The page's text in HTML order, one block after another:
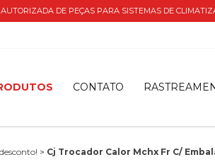
DE PEÇAS PARA SISTEMAS DE
CONTATO
> Cj Trocador Calor Mchx Fr C/